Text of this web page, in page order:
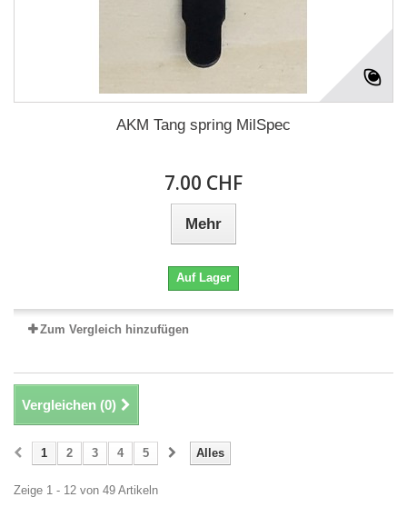
AKM Tang spring MilSpec
7.00 CHF
Mehr
Auf Lager
Zum Vergleich hinzufügen
Vergleichen (0)
Alles
1 2 3 4 5
Zeige 1 - 12 von 49 Artikeln